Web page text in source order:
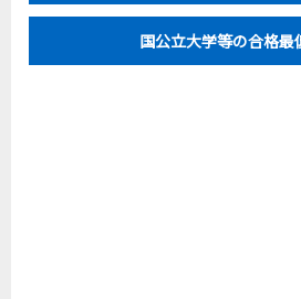
国公立大学等の合格最